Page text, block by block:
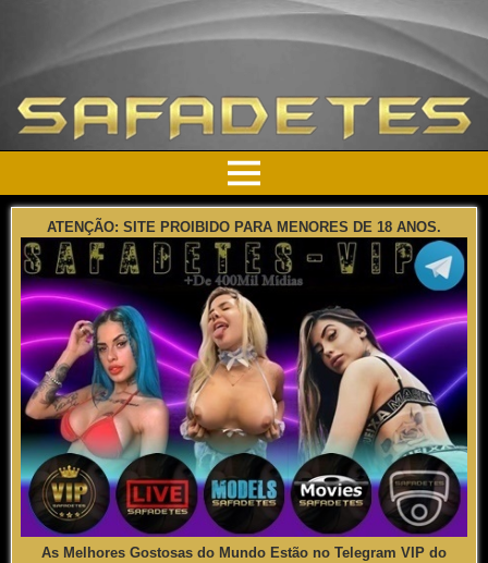
ATENÇÃO: SITE PROIBIDO PARA MENORES DE 18 ANOS.
As Melhores Gostosas do Mundo Estão no Telegram VIP do